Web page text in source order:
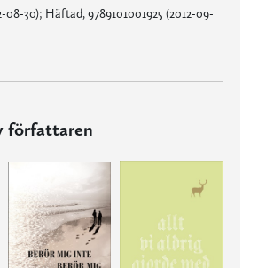
08-30); Häftad, 9789101001925 (2012-09-
författaren